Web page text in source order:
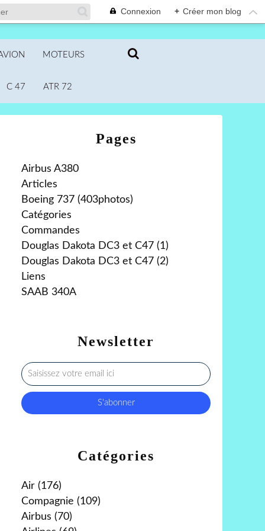
Connexion + Créer mon blog
MOTEURS
C 47 ATR 72
Newsletter
Catégories
Air (176)
Compagnie (109)
Airbus (70)
Pages
Airbus A380
Articles
Boeing 737 (403photos)
Catégories
Commandes
Douglas Dakota DC3 et C47 (1)
Douglas Dakota DC3 et C47 (2)
Liens
SAAB 340A